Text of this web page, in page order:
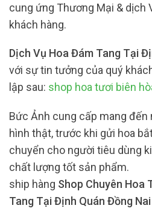
cung ứng Thương Mại & dịch
khách hàng.
Dịch Vụ Hoa Đám Tang Tại
với sự tin tưởng của quý
lập sau: shop hoa tươi biên
Bức Ảnh cung cấp mang đến
hình thật, trước khi gửi hoa
chuyển cho người tiêu dùng
chất lượng tốt sản phẩm.
ship hàng Shop Chuyên Hoa
Tang Tại Định Quán Đồng Nai